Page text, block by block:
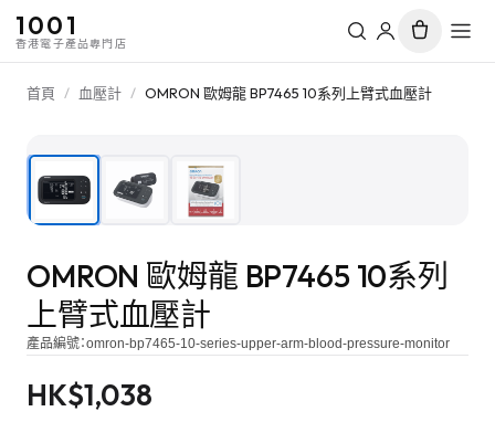
1001
香港電子產品專門店
首頁 / 血壓計 / OMRON 歐姆龍 BP7465 10系列上臂式血壓計
OMRON 歐姆龍 BP7465 10系列
上臂式血壓計
產品編號：omron-bp7465-10-series-upper-arm-blood-pressure-monitor
HK$1,038